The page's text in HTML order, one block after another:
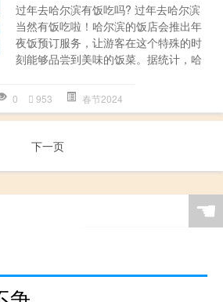
过年去哈尔滨有饭吃吗? 过年去哈尔滨
当然有饭吃啦！哈尔滨的饭店会推出年
夜饭预订服务，让游客在这个特殊的时
刻能够品尝到美味的饭菜。据统计，哈
0 953 春节2024
下一页
☚